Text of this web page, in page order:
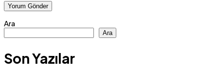
Ara
Ara
Son Yazılar